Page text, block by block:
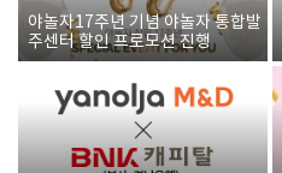
야놀자17주년 기념 야놀자 통합발
주센터 할인 프로모션 진행